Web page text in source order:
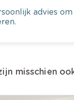
advies
misschien